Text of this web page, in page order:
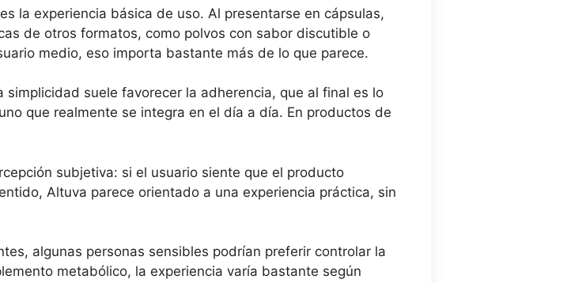
la experiencia básica de uso. Al presentarse en cápsulas,
de otros formatos, como polvos con sabor discutible o
medio, eso importa bastante más de lo que parece.
suele favorecer la adherencia, que al final es lo
que realmente se integra en el día a día. En productos de
subjetiva: si el usuario siente que el producto
Altuva parece orientado a una experiencia práctica, sin
algunas personas sensibles podrían preferir controlar la
metabólico, la experiencia varía bastante según